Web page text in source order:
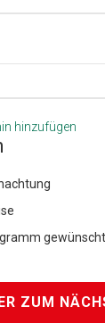
hinzufügen
gewünscht
ZUM